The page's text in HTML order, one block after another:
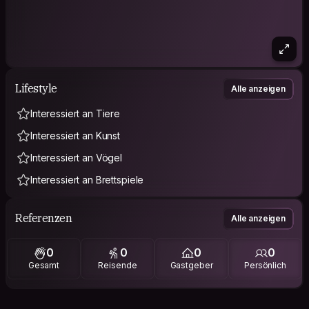
Lifestyle Alle anzeigen
Interessiert an Tiere
Interessiert an Kunst
Interessiert an Vögel
Interessiert an Brettspiele
Referenzen Alle anzeigen
0
Gesamt
0
Reisende
0
Gastgeber
0
Persönlich